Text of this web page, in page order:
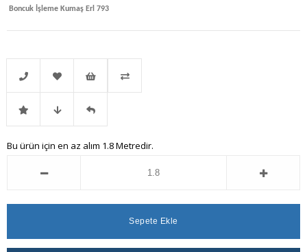
Boncuk İşleme Kumaş Erl 793
Telefonla
Sipariş
Favorilere
Ekle
İstek
Listeme
İndirimli Fiyat
Ver
Gelince
Bu ürün için en az alım 1.8 Metredir.